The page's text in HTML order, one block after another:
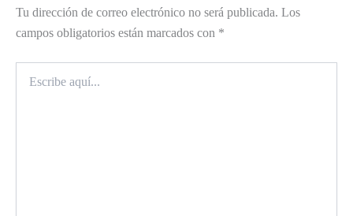
Tu dirección de correo electrónico no será publicada. Los
campos obligatorios están marcados con *
aquí...